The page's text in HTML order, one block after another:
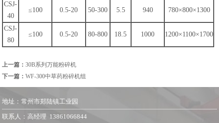
CSJ-
40
≤100 0.5-20 50-300 5.5 940 780×800×1300
CSJ-
80
≤100 0.5-20 80-800 18.5 1000 1200×1100×1700
上一篇：30B系列万能粉碎机
下一篇：WF-300中草药粉碎机组
地址：常州市郑陆镇工业园
联系人：高经理 13861066844